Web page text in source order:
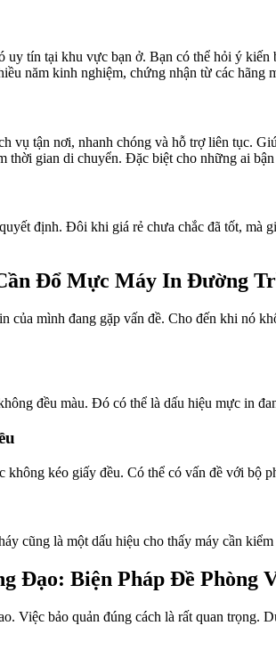
tín tại khu vực bạn ở. Bạn có thể hỏi ý
năm kinh nghiệm, chứng nhận từ các hãng
vụ tận nơi, nhanh chóng và hỗ trợ liên tục.
thời gian di chuyển. Đặc biệt cho những ai
định. Đôi khi giá rẻ chưa chắc đã tốt,
Đổ Mực Máy In Đường
của mình đang gặp vấn đề. Cho đến khi nó
đều màu. Đó có thể là dấu hiệu mực in
không kéo giấy đều. Có thể có vấn đề với bộ
cũng là một dấu hiệu cho thấy máy cần
Đạo: Biện Pháp Đề Phòng
Việc bảo quản đúng cách là rất quan trọng.